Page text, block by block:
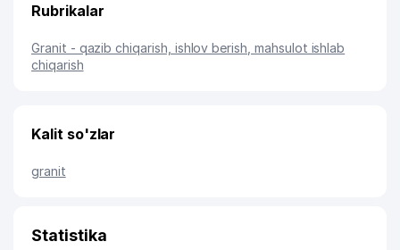
Rubrikalar
Granit - qazib chiqarish, ishlov berish, mahsulot ishlab
chiqarish
Kalit so'zlar
granit
Statistika